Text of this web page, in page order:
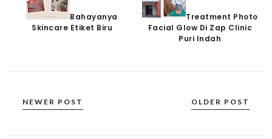
Bahayanya
Skincare Etiket Biru
Treatment Photo
Facial Glow Di Zap Clinic
Puri Indah
NEWER POST OLDER POST